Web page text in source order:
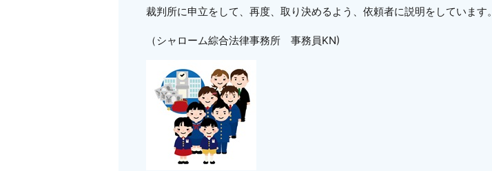
裁判所に申立をして、再度、取り決めるよう、依頼者に説明をしています。
（シャローム綜合法律事務所 事務員KN)